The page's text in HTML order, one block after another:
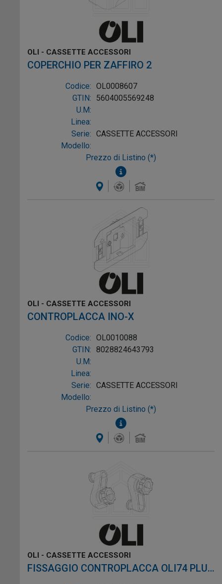
OLI - CASSETTE ACCESSORI
COPERCHIO PER ZAFFIRO 2
Codice: OL0008607
GTIN:
5604005569248
U.M:
Linea:
Serie: CASSETTE ACCESSORI
Modello:
Prezzo di Listino (*)
OLI - CASSETTE ACCESSORI
CONTROPLACCA INO-X
Codice: OL0010088
GTIN: 8028824643793
U.M:
Linea:
Serie: CASSETTE ACCESSORI
Modello:
Prezzo di Listino (*)
OLI - CASSETTE ACCESSORI
FISSAGGIO CONTROPLACCA OLI74 PLUS